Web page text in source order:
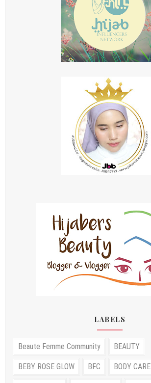
LABELS
Beaute Femme Community BEAUTY
BEBY ROSE GLOW BFC BODY CARE